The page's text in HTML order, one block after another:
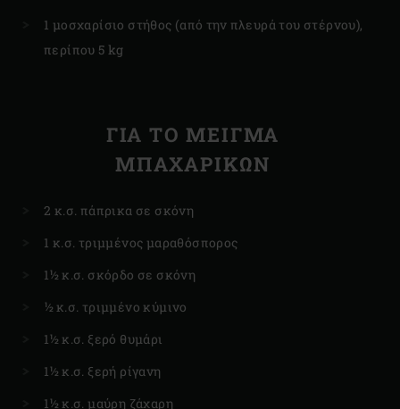
1 μοσχαρίσιο στήθος (από την πλευρά του στέρνου),
περίπου 5 kg
ΓΙΑ ΤΟ ΜΕΙΓΜΑ
ΜΠΑΧΑΡΙΚΩΝ
2 κ.σ. πάπρικα σε σκόνη
1 κ.σ. τριμμένος μαραθόσπορος
1½ κ.σ. σκόρδο σε σκόνη
½ κ.σ. τριμμένο κύμινο
1½ κ.σ. ξερό θυμάρι
1½ κ.σ. ξερή ρίγανη
1½ κ.σ. μαύρη ζάχαρη